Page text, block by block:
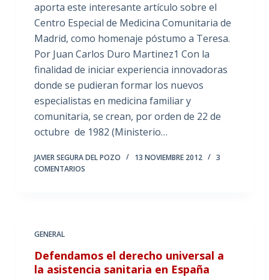
aporta este interesante artículo sobre el
Centro Especial de Medicina Comunitaria de
Madrid, como homenaje póstumo a Teresa.
Por Juan Carlos Duro Martinez1 Con la
finalidad de iniciar experiencia innovadoras
donde se pudieran formar los nuevos
especialistas en medicina familiar y
comunitaria, se crean, por orden de 22 de
octubre de 1982 (Ministerio…
JAVIER SEGURA DEL POZO 13 NOVIEMBRE 2012
3
COMENTARIOS
GENERAL
Defendamos el derecho universal a
la asistencia sanitaria en España